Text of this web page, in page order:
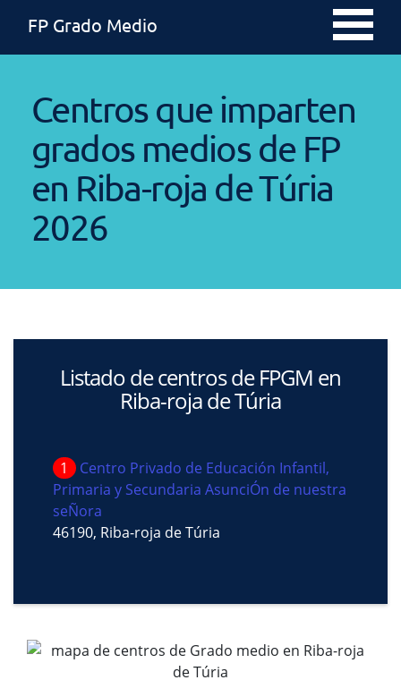
FP Grado Medio
Centros que imparten
grados medios de FP
en Riba-roja de Túria
2026
Listado de centros de FPGM en
Riba-roja de Túria
1
Centro Privado de Educación Infantil,
Primaria y Secundaria AsunciÓn de nuestra
seÑora
46190, Riba-roja de Túria